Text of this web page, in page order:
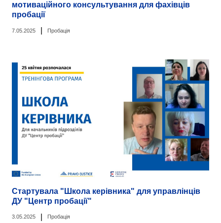
мотиваційного консультування для фахівців
пробації
7.05.2025 Пробація
Стартувала "Школа керівника" для управлінців
ДУ "Центр пробації"
3.05.2025 Пробація